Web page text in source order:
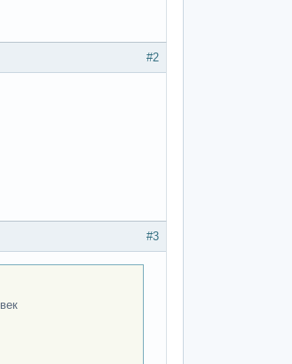
#2
#3